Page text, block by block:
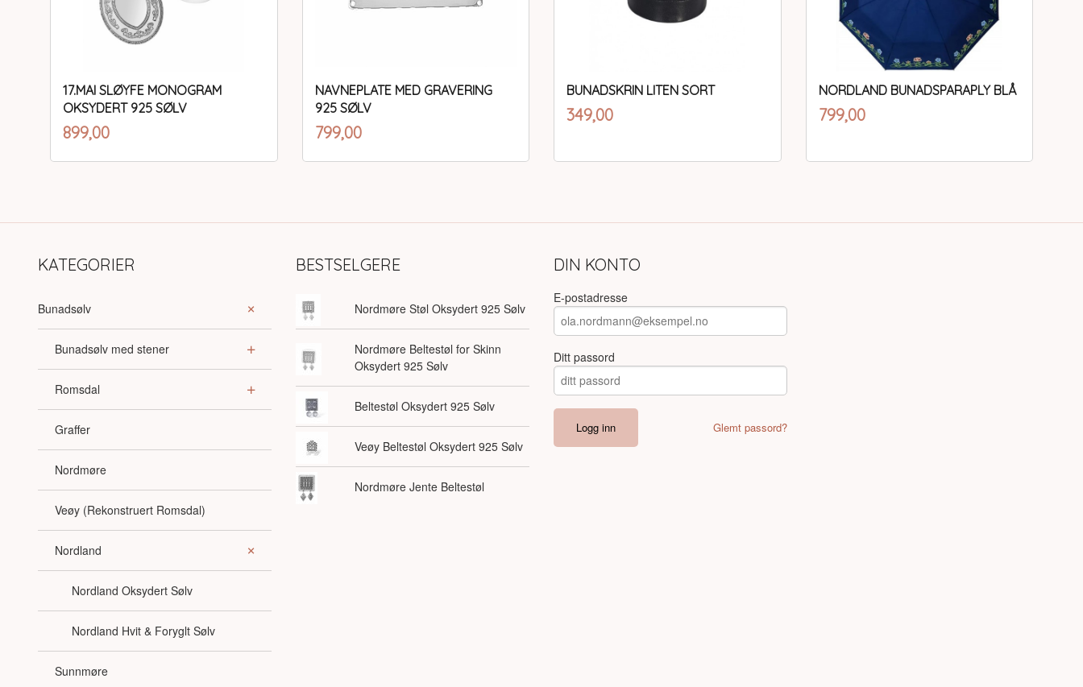
17.MAI SLØYFE MONOGRAM
OKSYDERT 925 SØLV
Pris
899,00mva.
NAVNEPLATE MED GRAVERING
925 SØLV
Pris
799,00inkl.
mva.
BUNADSKRIN LITEN SORT
Pris
349,00mva.
NORDLAND BUNADSPARAPLY BLÅ
Pris
799,00inkl.
mva.
KATEGORIER
Bunadsølv
Bunadsølv med stener
Romsdal
Graffer
Nordmøre
Veøy (Rekonstruert Romsdal)
Nordland
Nordland Oksydert Sølv
Nordland Hvit & Foryglt Sølv
Sunnmøre
BESTSELGERE
Nordmøre Støl Oksydert 925 Sølv
Nordmøre Beltestøl for Skinn
Oksydert 925 Sølv
Beltestøl Oksydert 925 Sølv
Veøy Beltestøl Oksydert 925 Sølv
Nordmøre Jente Beltestøl
DIN KONTO
E-postadresse
Ditt passord
Glemt passord?